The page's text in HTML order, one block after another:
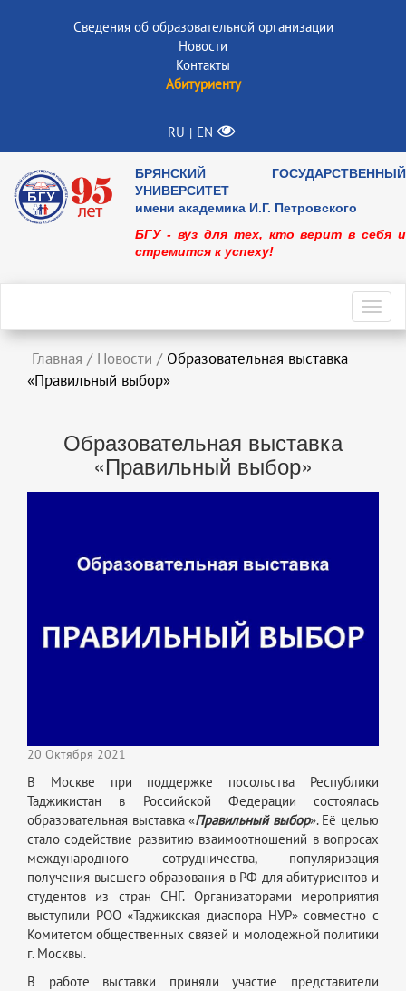
Сведения об образовательной организации
Новости
Контакты
Абитуриенту
RU | EN
БРЯНСКИЙ ГОСУДАРСТВЕННЫЙ
УНИВЕРСИТЕТ
имени академика И.Г. Петровского
БГУ - вуз для тех, кто верит в себя и
стремится к успеху!
Главная / Новости / Образовательная выставка
«Правильный выбор»
Образовательная выставка
«Правильный выбор»
20 Октября 2021
В Москве при поддержке посольства Республики
Таджикистан в Российской Федерации состоялась
образовательная выставка «Правильный выбор». Её целью
стало содействие развитию взаимоотношений в вопросах
международного сотрудничества, популяризация
получения высшего образования в РФ для абитуриентов и
студентов из стран СНГ. Организаторами мероприятия
выступили РОО «Таджикская диаспора НУР» совместно с
Комитетом общественных связей и молодежной политики
г. Москвы.
В работе выставки приняли участие представители